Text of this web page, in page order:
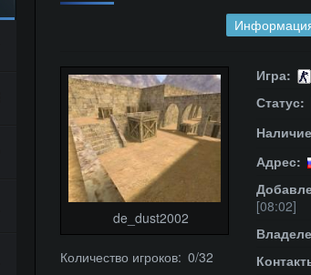
de_dust2002
Количество игроков: 0/32
Игра:
Статус:
Адрес:
[08:02]